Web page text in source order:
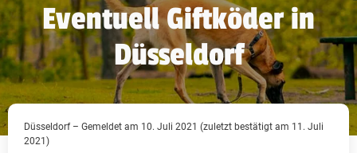
Eventuell Giftköder in
Düsseldorf
Düsseldorf – Gemeldet am 10. Juli 2021 (zuletzt bestätigt am 11. Juli
2021)